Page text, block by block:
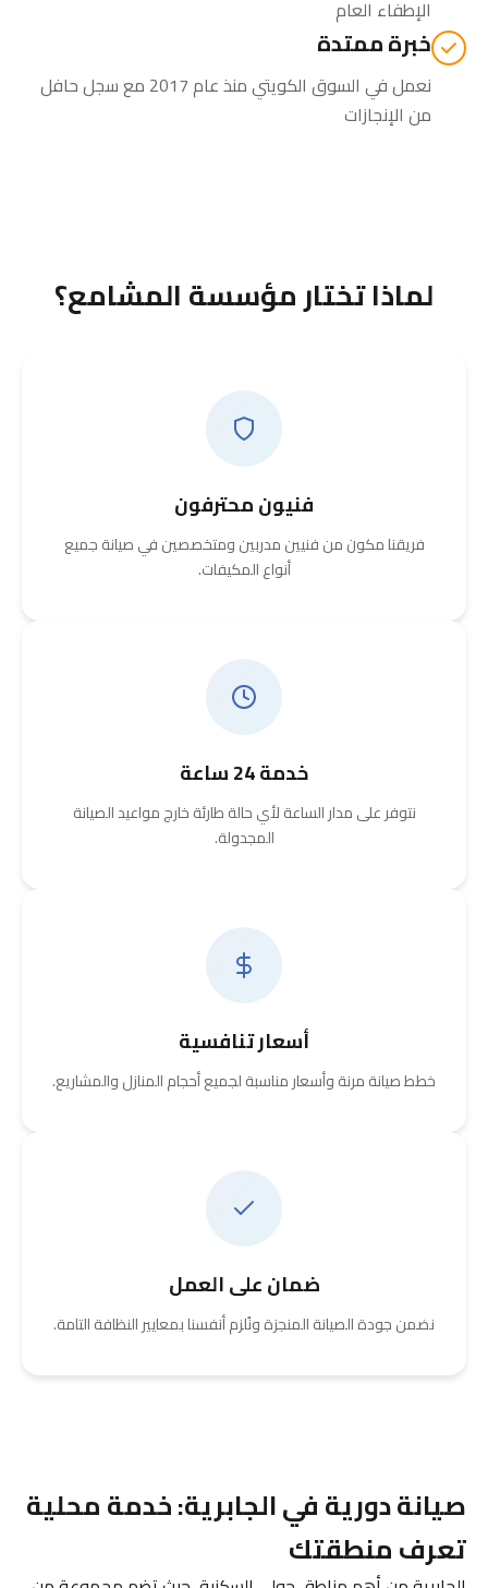
الإطفاء العام
خبرة ممتدة
نعمل في السوق الكويتي منذ عام 2017 مع سجل حافل
من الإنجازات
لماذا تختار مؤسسة المشامع؟
فنيون محترفون
فريقنا مكون من فنيين مدربين ومتخصصين في صيانة جميع
أنواع المكيفات.
خدمة 24 ساعة
نتوفر على مدار الساعة لأي حالة طارئة خارج مواعيد الصيانة
المجدولة.
أسعار تنافسية
خطط صيانة مرنة وأسعار مناسبة لجميع أحجام المنازل والمشاريع.
ضمان على العمل
نضمن جودة الصيانة المنجزة ونُلزم أنفسنا بمعايير النظافة التامة.
صيانة دورية في الجابرية: خدمة محلية
تعرف منطقتك